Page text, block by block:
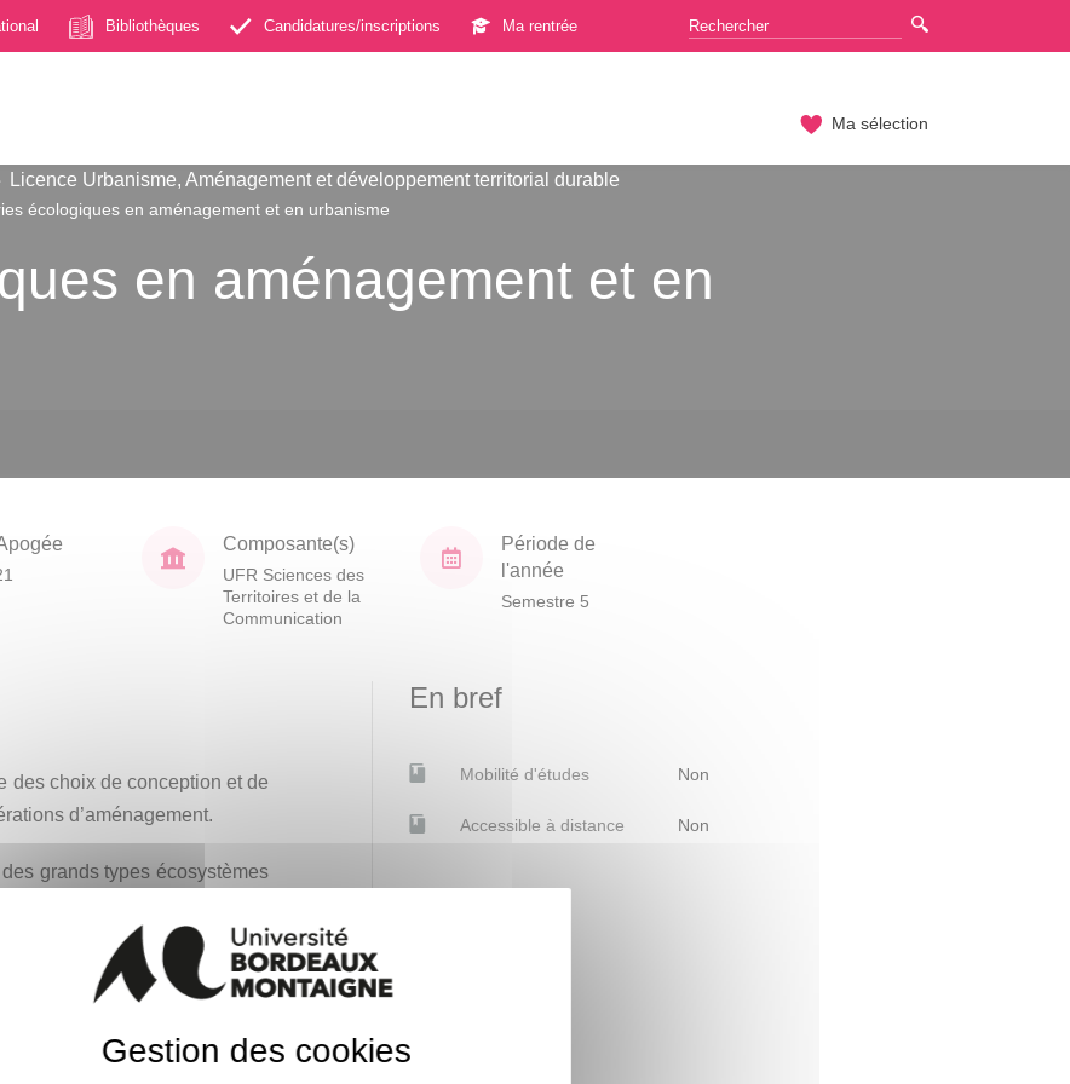
Bibliothèques Candidatures/inscriptions Ma rentrée
Ma sélection
Licence Urbanisme, Aménagement et développement territorial durable
écologiques en aménagement et en urbanisme
en aménagement et en
Composante(s)
UFR Sciences des
Territoires et de la
Communication
Période de
l'année
Semestre 5
des choix de conception et de
d’aménagement.
grands types écosystèmes
d’écologie du paysage
Bleue.
et écologiques par
Nette (ZAN).
En bref
Mobilité d'études Non
Accessible à distance Non
Gestion des cookies